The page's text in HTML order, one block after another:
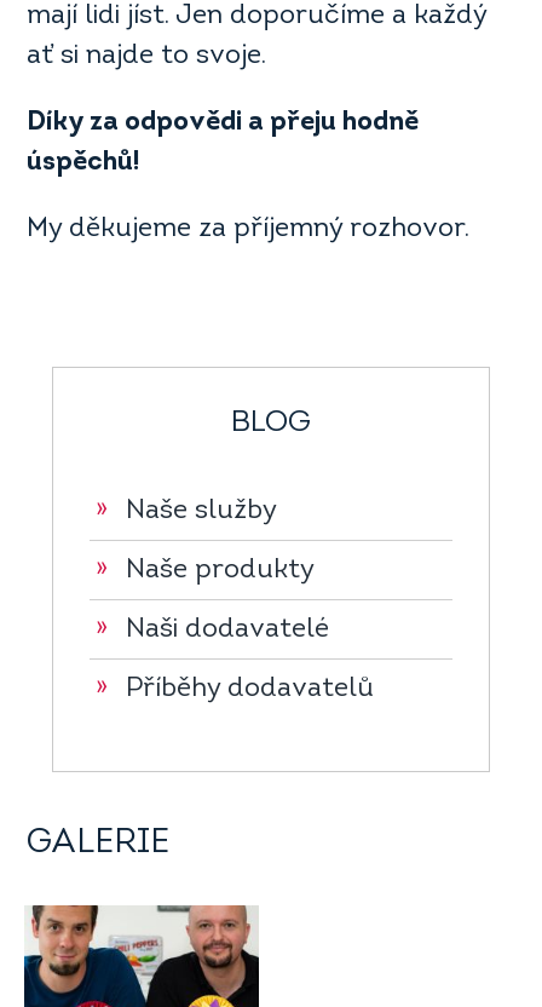
mají lidi jíst. Jen doporučíme a každý
ať si najde to svoje.
Díky za odpovědi a přeju hodně
úspěchů!
My děkujeme za příjemný rozhovor.
BLOG
» Naše služby
» Naše produkty
» Naši dodavatelé
» Příběhy dodavatelů
GALERIE